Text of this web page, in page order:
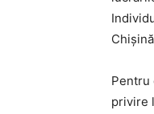
Pentru
privire